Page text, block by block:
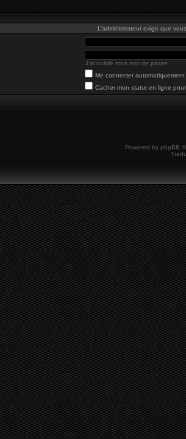
L’administrateur exige que
J’ai oublié mon mot de passe
Me connecter
Cacher mon statut en ligne
Powered by phpBB